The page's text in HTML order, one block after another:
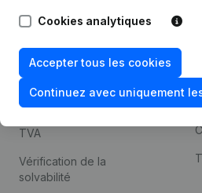
Cookies analytiques
Accepter tous les cookies
Continuez avec uniquement
Compliance et prévention
de la fraude
Consulter des comptes
annuels
TVA
Vérification de la
solvabilité